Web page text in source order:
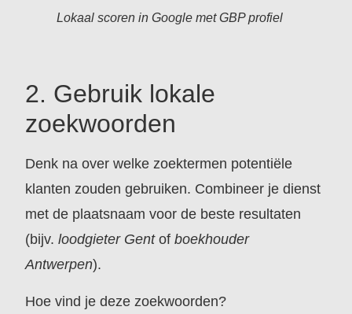
Lokaal scoren in Google met GBP profiel
2. Gebruik lokale
zoekwoorden
Denk na over welke zoektermen potentiële
klanten zouden gebruiken. Combineer je dienst
met de plaatsnaam voor de beste resultaten
(bijv.loodgieter Gentofboekhouder
Antwerpen).
Hoe vind je deze zoekwoorden?